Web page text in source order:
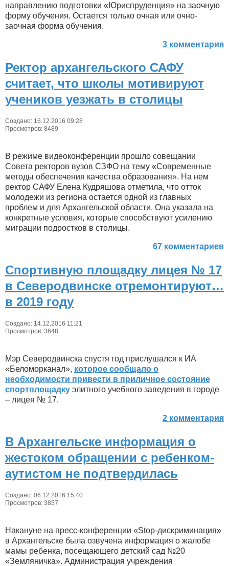
направлению подготовки «Юриспруденция» на заочную
форму обучения. Остается только очная или очно-
заочная форма обучения.
3 комментария
Ректор архангельского САФУ
считает, что школы мотивируют
учеников уезжать в столицы
Создано: 16.12.2016 09:28
Просмотров: 8489
В режиме видеоконференции прошло совещании
Совета ректоров вузов СЗФО на тему «Современные
методы обеспечения качества образования». На нем
ректор САФУ Елена Кудряшова отметила, что отток
молодежи из региона остается одной из главных
проблем и для Архангельской области. Она указала на
конкретные условия, которые способствуют усилению
миграции подростков в столицы.
67 комментариев
Спортивную площадку лицея № 17
в Северодвинске отремонтируют…
в 2019 году
Создано: 14.12.2016 11:21
Просмотров: 3648
Мэр Северодвинска спустя год прислушался к ИА
«Беломорканал», которое сообщало о
необходимости привести в приличное состояние
спортплощадку элитного учебного заведения в городе
– лицея № 17.
2 комментария
В Архангельске информация о
жестоком обращении с ребенком-
аутистом не подтвердилась
Создано: 06.12.2016 15:40
Просмотров: 3857
Накануне на пресс-конференции «Stop-дискриминация»
в Архангельске была озвучена информация о жалобе
мамы ребенка, посещающего детский сад №20
«Земляничка». Администрация учреждения